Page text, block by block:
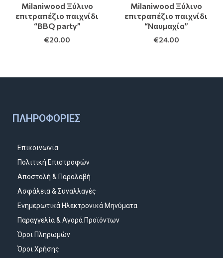
Milaniwood Ξύλινο
επιτραπέζιο παιχνίδι
“BBQ party”
€20.00
Milaniwood Ξύλινο
επιτραπέζιο παιχνίδι
“Ναυμαχία”
€24.00
ΠΛΗΡΟΦΟΡΊΕΣ
Επικοινωνία
Πολιτική Επιστροφών
Αποστολή & Παραλαβή
Ασφάλεια & Συναλλαγές
Ενημερωτικά Ηλεκτρονικά Μηνύματα
Παραγγελία & Αγορά Προϊόντων
Όροι Πληρωμών
Όροι Χρήσης